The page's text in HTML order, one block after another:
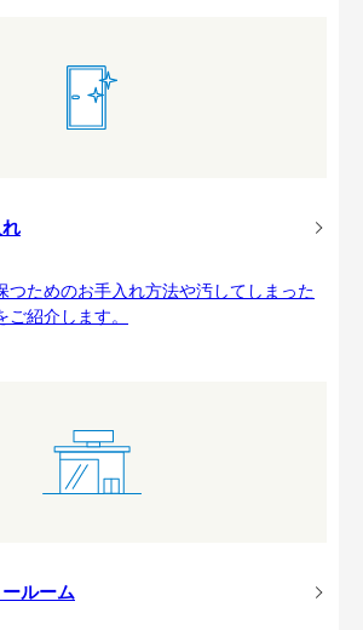
つためのお手入れ方法や汚してしまった
紹介します。
ルーム